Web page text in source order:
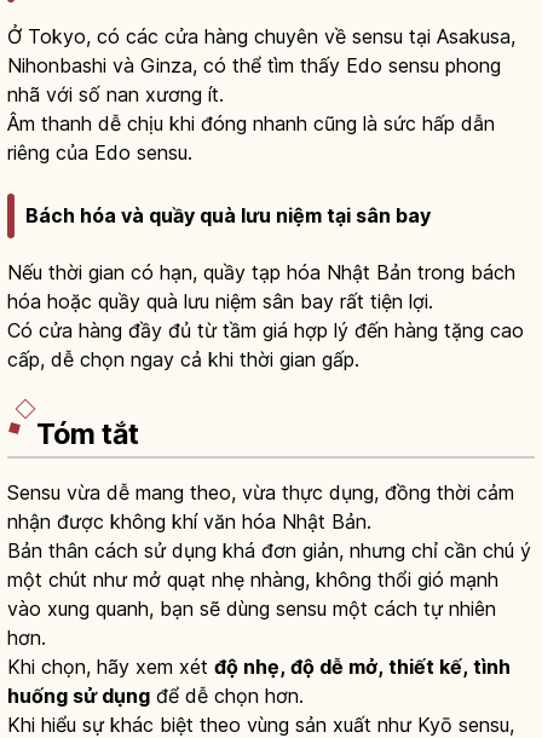
Ở Tokyo, có các cửa hàng chuyên về sensu tại Asakusa,
Nihonbashi và Ginza, có thể tìm thấy Edo sensu phong
nhã với số nan xương ít.
Âm thanh dễ chịu khi đóng nhanh cũng là sức hấp dẫn
riêng của Edo sensu.
Bách hóa và quầy quà lưu niệm tại sân bay
Nếu thời gian có hạn, quầy tạp hóa Nhật Bản trong bách
hóa hoặc quầy quà lưu niệm sân bay rất tiện lợi.
Có cửa hàng đầy đủ từ tầm giá hợp lý đến hàng tặng cao
cấp, dễ chọn ngay cả khi thời gian gấp.
Tóm tắt
Sensu vừa dễ mang theo, vừa thực dụng, đồng thời cảm
nhận được không khí văn hóa Nhật Bản.
Bản thân cách sử dụng khá đơn giản, nhưng chỉ cần chú ý
một chút như mở quạt nhẹ nhàng, không thổi gió mạnh
vào xung quanh, bạn sẽ dùng sensu một cách tự nhiên
hơn.
Khi chọn, hãy xem xét độ nhẹ, độ dễ mở, thiết kế, tình
huống sử dụng để dễ chọn hơn.
Khi hiểu sự khác biệt theo vùng sản xuất như Kyō sensu,